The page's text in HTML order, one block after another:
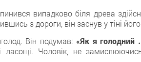
випадково біля древа
з дороги, він заснув у тіні
Він подумав: «Як я голодний
ласощі. Чоловік, не